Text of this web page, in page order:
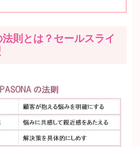
則とは？セールスライ